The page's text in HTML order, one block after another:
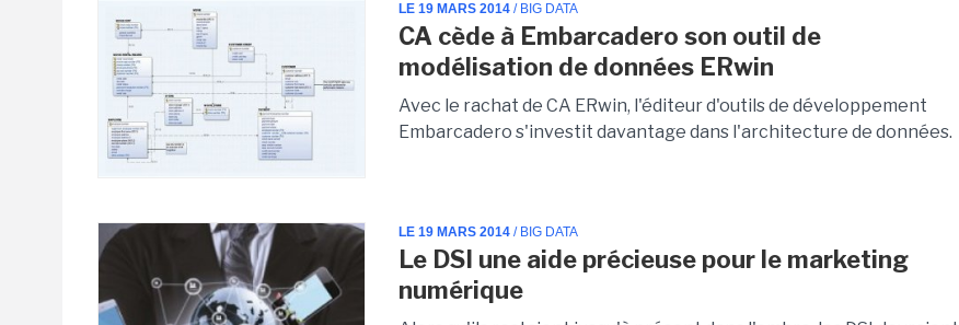
LE 19 MARS 2014 / BIG DATA
CA cède à Embarcadero son outil de
modélisation de données ERwin
Avec le rachat de CA ERwin, l'éditeur d'outils de développement
Embarcadero s'investit davantage dans l'architecture de données.
LE 19 MARS 2014 / BIG DATA
Le DSI une aide précieuse pour le marketing
numérique